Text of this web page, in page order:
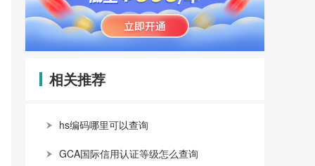
相关推荐
hs编码哪里可以查询
GCA国际信用认证等级怎么查询